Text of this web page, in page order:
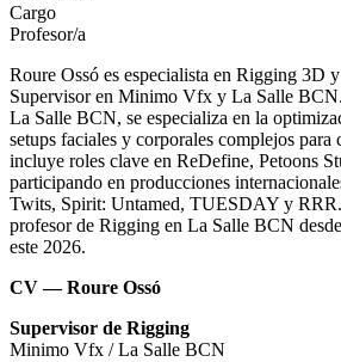
Cargo
Profesor/a
Roure Ossó es especialista en Rigging 3D
Supervisor en Minimo Vfx y La Salle
La Salle BCN, se especializa en la
setups faciales y corporales complejos
incluye roles clave en ReDefine, Petoons
participando en producciones
Twits, Spirit: Untamed, TUESDAY y
profesor de Rigging en La Salle BCN
este 2026.
CV — Roure Ossó
Supervisor de Rigging
Minimo Vfx / La Salle BCN